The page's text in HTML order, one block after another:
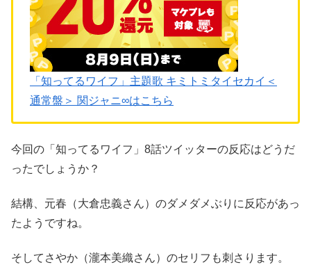
「知ってるワイフ」主題歌 キミトミタイセカイ＜
通常盤＞ 関ジャニ∞はこちら
今回の「知ってるワイフ」8話ツイッターの反応はどうだ
ったでしょうか？
結構、元春（大倉忠義さん）のダメダメぶりに反応があっ
たようですね。
そしてさやか（瀧本美織さん）のセリフも刺さります。